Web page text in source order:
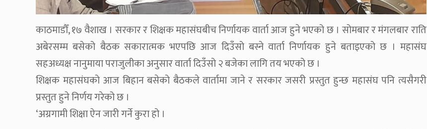
काठमाडौँ, १७ वैशाख । सरकार र शिक्षक महासंघबीच निर्णायक वार्ता आज हुने भएको छ । सोमबार र मंगलबार राति
अबेरसम्म बसेको बैठक सकारात्मक भएपछि आज दिउँसो बस्ने वार्ता निर्णायक हुने बताइएको छ । महासंघ
सहअध्यक्ष नानुमाया पराजुलीका अनुसार वार्ता दिउँसो २ बजेका लागि तय भएको छ ।
शिक्षक महासंघको आज बिहान बसेको बैठकले वार्तामा जाने र सरकार जसरी प्रस्तुत हुन्छ महासंघ पनि त्यसैगरी
प्रस्तुत हुने निर्णय गरेको छ ।
‘अग्रगामी शिक्षा ऐन जारी गर्ने कुरा हो ।